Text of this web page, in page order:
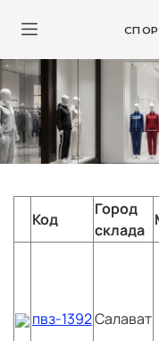
Код
Город
склада
пвз-1392Салават